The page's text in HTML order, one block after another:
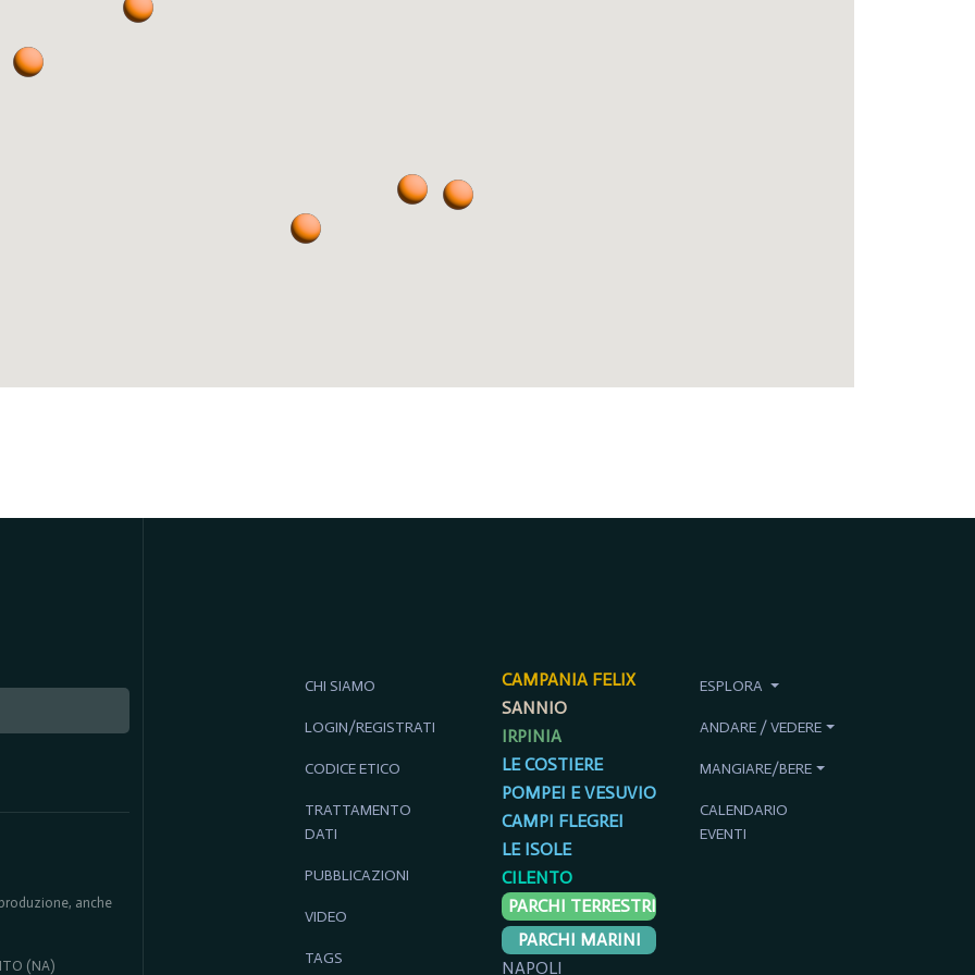
anche
(NA)
CHI SIAMO
LOGIN/REGISTRATI
CODICE ETICO
TRATTAMENTO
DATI
PUBBLICAZIONI
VIDEO
TAGS
CAMPANIA FELIX
SANNIO
IRPINIA
LE COSTIERE
POMPEI E VESUVIO
CAMPI FLEGREI
LE ISOLE
CILENTO
PARCHI TERRESTRI
PARCHI MARINI
NAPOLI
ESPLORA
ANDARE / VEDERE
MANGIARE/BERE
CALENDARIO
EVENTI